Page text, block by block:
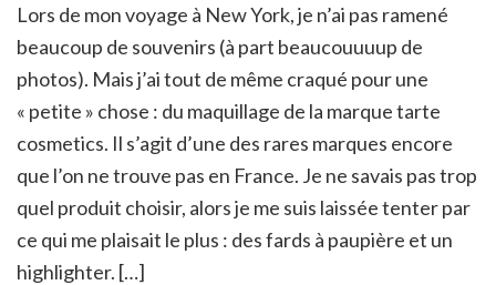
Lors de mon voyage à New York, je n’ai pas ramené
beaucoup de souvenirs (à part beaucouuuup de
photos). Mais j’ai tout de même craqué pour une
« petite » chose : du maquillage de la marque tarte
cosmetics. Il s’agit d’une des rares marques encore
que l’on ne trouve pas en France. Je ne savais pas trop
quel produit choisir, alors je me suis laissée tenter par
ce qui me plaisait le plus : des fards à paupière et un
highlighter. […]